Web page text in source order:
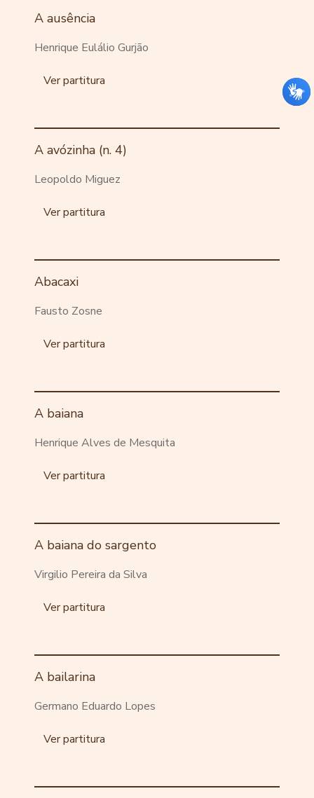
A ausência
Henrique Eulálio Gurjão
Ver partitura
A avózinha (n. 4)
Leopoldo Miguez
Ver partitura
Abacaxi
Fausto Zosne
Ver partitura
A baiana
Henrique Alves de Mesquita
Ver partitura
A baiana do sargento
Virgilio Pereira da Silva
Ver partitura
A bailarina
Germano Eduardo Lopes
Ver partitura